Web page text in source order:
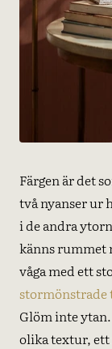
Färgen är det
två nyanser ur
i de andra
känns rummet
våga med ett
stormönstrade
Glöm inte
olika textur, ett